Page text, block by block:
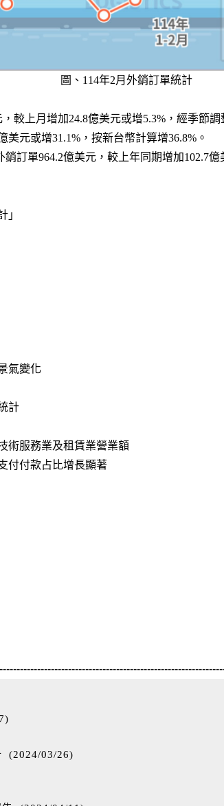
圖、114年2月外銷訂單統計
較上月增加24.8億美元或增5.3%，經季節調
元或增31.1%，按新台幣計算增36.8%。
訂單964.2億美元，較上年同期增加102.7億
」
氣變化
計
術服務業及租賃業營業額
付付款占比增長顯著
)
(2024/03/26)